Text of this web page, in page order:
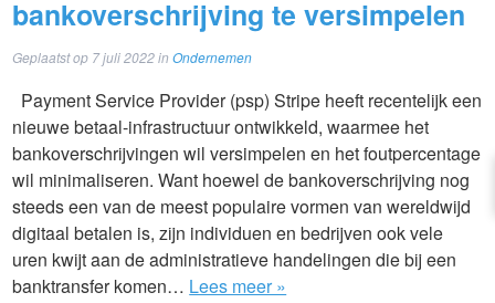
bankoverschrijving te versimpelen
Geplaatst op 7 juli 2022inOndernemen
Payment Service Provider (psp) Stripe heeft recentelijk een
nieuwe betaal-infrastructuur ontwikkeld, waarmee het
bankoverschrijvingen wil versimpelen en het foutpercentage
wil minimaliseren. Want hoewel de bankoverschrijving nog
steeds een van de meest populaire vormen van wereldwijd
digitaal betalen is, zijn individuen en bedrijven ook vele
uren kwijt aan de administratieve handelingen die bij een
banktransfer komen… Lees meer »